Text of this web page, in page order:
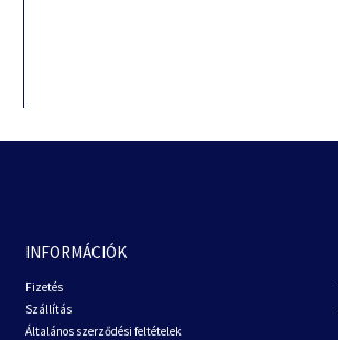
INFORMÁCIÓK
Fizetés
Szállítás
Általános szerződési feltételek